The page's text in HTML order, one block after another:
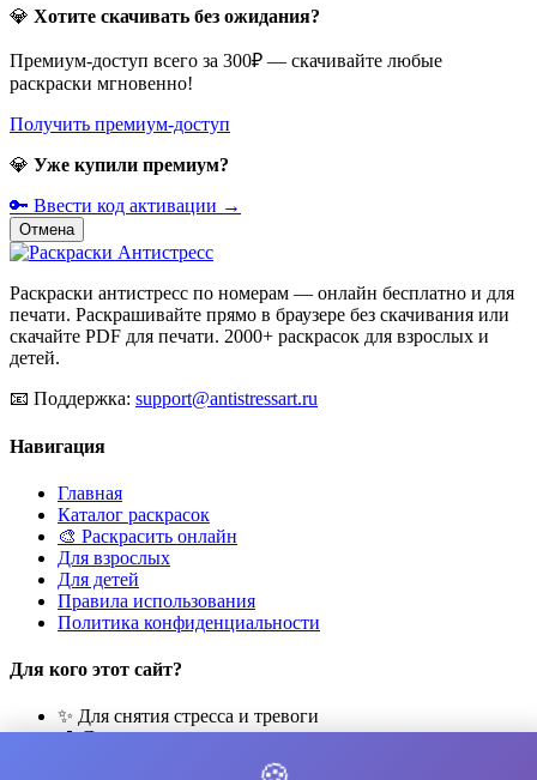
💎 Хотите скачивать без ожидания?
Премиум-доступ всего за 300₽ — скачивайте любые
раскраски мгновенно!
Получить премиум-доступ
💎 Уже купили премиум?
🔑 Ввести код активации →
Отмена
Раскраски антистресс по номерам — онлайн бесплатно и для
печати. Раскрашивайте прямо в браузере без скачивания или
скачайте PDF для печати. 2000+ раскрасок для взрослых и
детей.
📧 Поддержка: support@antistressart.ru
Навигация
Главная
Каталог раскрасок
🎨 Раскрасить онлайн
Для взрослых
Для детей
Правила использования
Политика конфиденциальности
Для кого этот сайт?
✨ Для снятия стресса и тревоги
🎨 Для развития креативности
🧘 Для медитации и расслабления